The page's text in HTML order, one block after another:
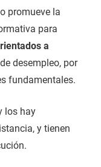
promueve la
para
a
desempleo, por
fundamentales.
los hay
y tienen